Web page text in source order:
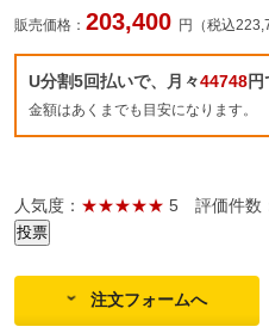
販売価格： 203,400 円（税込
U分割5回払いで、月々44748
金額はあくまでも目安になります。
人気度： ★★★★★ 5 評価件数
注文フォームへ